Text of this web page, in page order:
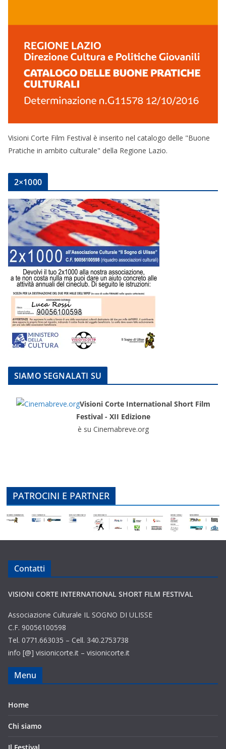
Visioni Corte Film Festival è inserito nel catalogo delle "Buone
Pratiche in ambito culturale" della Regione Lazio.
2×1000
SIAMO SEGNALATI SU
Visioni Corte International Short Film
Festival - XII Edizione
è su Cinemabreve.org
PATROCINI E PARTNER
Contatti
VISIONI CORTE INTERNATIONAL SHORT FILM FESTIVAL
Associazione Culturale IL SOGNO DI ULISSE
C.F. 90056100598
Tel. 0771.663035 – Cell. 340.2753738
info [@] visionicorte.it – visionicorte.it
Menu
Home
Chi siamo